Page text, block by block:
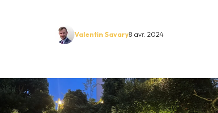
8 avr. 2024
Valentin Savary